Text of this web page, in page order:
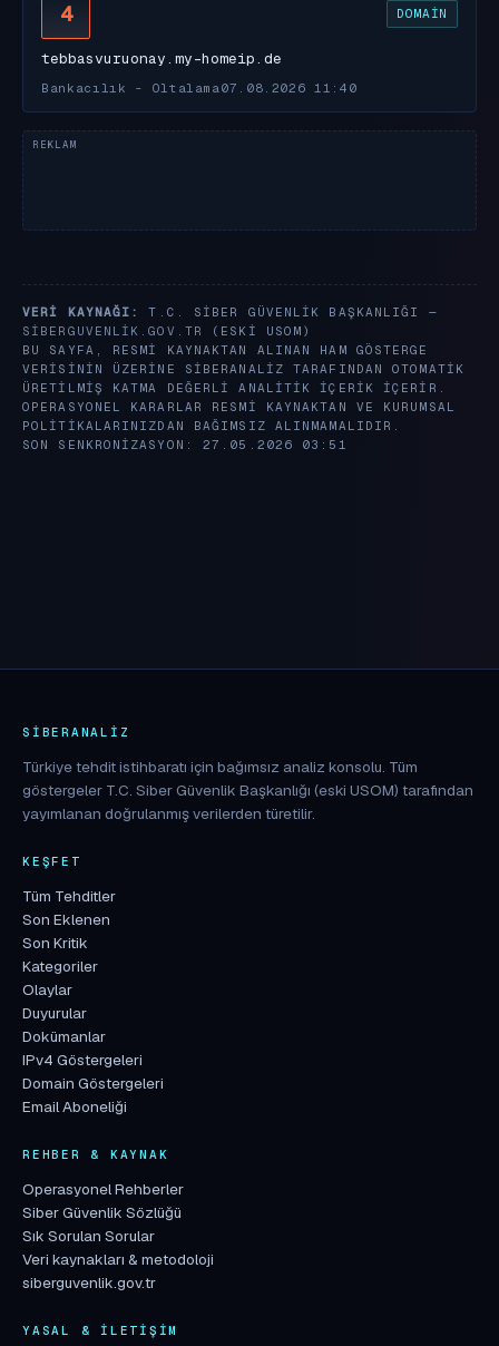
4 DOMAIN
tebbasvuruonay.my-homeip.de
Bankacılık - Oltalama 07.08.2026 11:40
VERI KAYNAĞI:
T.C. SIBER GÜVENLIK BAŞKANLIĞI —
SIBERGUVENLIK.GOV.TR
(ESKI USOM)
BU SAYFA, RESMI KAYNAKTAN ALINAN HAM GÖSTERGE
VERISININ ÜZERINE SIBERANALIZ TARAFINDAN OTOMATIK
ÜRETILMIŞ KATMA DEĞERLI ANALITIK IÇERIK IÇERIR.
OPERASYONEL KARARLAR RESMI KAYNAKTAN VE KURUMSAL
POLITIKALARINIZDAN BAĞIMSIZ ALINMAMALIDIR.
SON SENKRONIZASYON: 27.05.2026 03:51
SIBERANALIZ
Türkiye tehdit istihbaratı için bağımsız analiz konsolu. Tüm
göstergeler T.C. Siber Güvenlik Başkanlığı (eski USOM) tarafından
yayımlanan doğrulanmış verilerden türetilir.
KEŞFET
Tüm Tehditler
Son Eklenen
Son Kritik
Kategoriler
Olaylar
Duyurular
Dokümanlar
IPv4 Göstergeleri
Domain Göstergeleri
Email Aboneliği
REHBER & KAYNAK
Operasyonel Rehberler
Siber Güvenlik Sözlüğü
Sık Sorulan Sorular
Veri kaynakları & metodoloji
siberguvenlik.gov.tr
YASAL & İLETIŞIM